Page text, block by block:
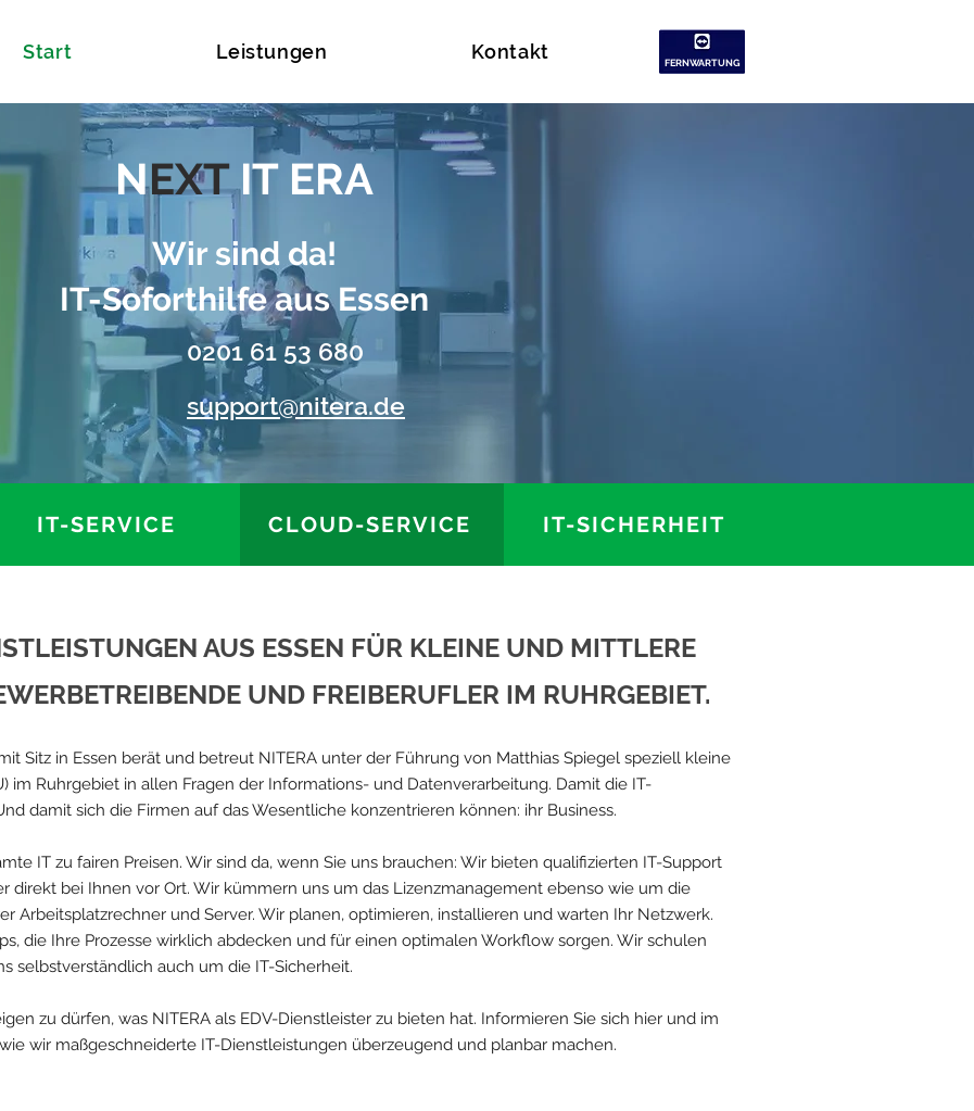
Start Leistungen Kontakt FERNWARTUNG
NEXTIT ERA
Wir sind da!
IT-Soforthilfe aus Essen
0201 61 53 680
support@nitera.de
IT-SERVICE CLOUD-SERVICE IT-SICHERHEIT
AUS ESSEN FÜR KLEINE UND MITTLERE
UND FREIBERUFLER IM RUHRGEBIET.
Sitz in Essen berät und betreut NITERA unter der Führung von Matthias Spiegel speziell kleine
im Ruhrgebiet in allen Fragen der Informations- und Datenverarbeitung. Damit die IT-
damit sich die Firmen auf das Wesentliche konzentrieren können: ihr Business.
IT zu fairen Preisen. Wir sind da, wenn Sie uns brauchen: Wir bieten qualifizierten IT-Support
direkt bei Ihnen vor Ort. Wir kümmern uns um das Lizenzmanagement ebenso wie um die
Arbeitsplatzrechner und Server. Wir planen, optimieren, installieren und warten Ihr Netzwerk.
die Ihre Prozesse wirklich abdecken und für einen optimalen Workflow sorgen. Wir schulen
selbstverständlich auch um die IT-Sicherheit.
zu dürfen, was NITERA als EDV-Dienstleister zu bieten hat. Informieren Sie sich hier und im
wir maßgeschneiderte IT-Dienstleistungen überzeugend und planbar machen.